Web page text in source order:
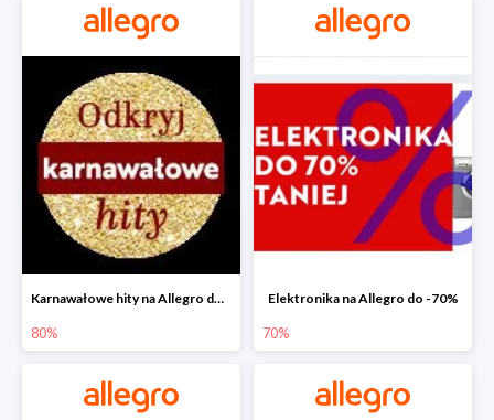
Karnawałowe hity na Allegro do -80%
80%
Elektronika na Allegro do -70%
70%